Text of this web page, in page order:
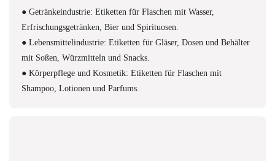
● Getränkeindustrie: Etiketten für Flaschen mit Wasser,
Erfrischungsgetränken, Bier und Spirituosen.
● Lebensmittelindustrie: Etiketten für Gläser, Dosen und Behälter
mit Soßen, Würzmitteln und Snacks.
● Körperpflege und Kosmetik: Etiketten für Flaschen mit
Shampoo, Lotionen und Parfums.